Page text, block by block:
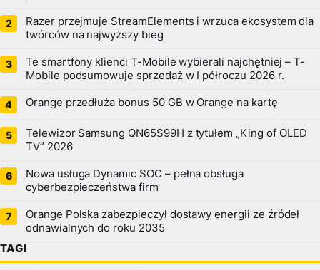
Razer przejmuje StreamElements i wrzuca ekosystem dla
twórców na najwyższy bieg
Te smartfony klienci T-Mobile wybierali najchętniej – T-
Mobile podsumowuje sprzedaż w I półroczu 2026 r.
Orange przedłuża bonus 50 GB w Orange na kartę
Telewizor Samsung QN65S99H z tytułem „King of OLED
TV” 2026
Nowa usługa Dynamic SOC – pełna obsługa
cyberbezpieczeństwa firm
Orange Polska zabezpieczył dostawy energii ze źródeł
odnawialnych do roku 2035
TAGI